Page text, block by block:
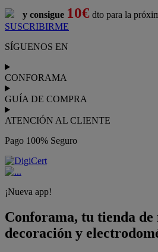
y consigue 10€ dto para la
SUSCRIBIRME
SÍGUENOS EN
CONFORAMA
GUÍA DE COMPRA
ATENCIÓN AL CLIENTE
Pago 100% Seguro
¡Nueva app!
Conforama, tu tienda de
decoración y